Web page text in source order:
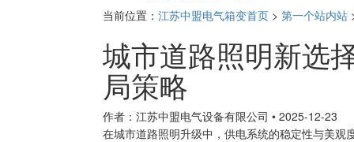
当前位置： 江苏中盟电气箱变首页 > 第一个站内站
城市道路照明新选
局策略
作者：江苏中盟电气设备有限公司 • 2025-12-23
在城市道路照明升级中，供电系统的稳定性与美观